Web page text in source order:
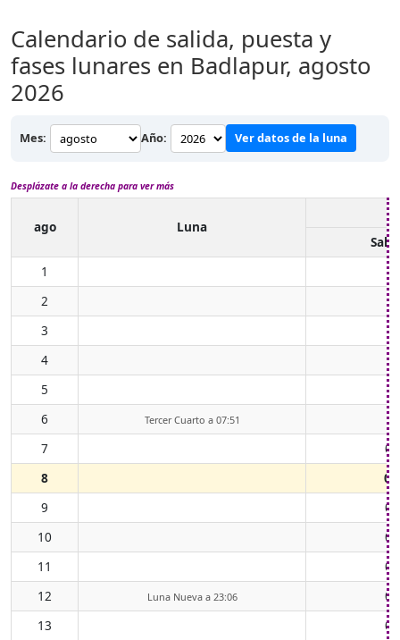
Calendario de salida, puesta y
fases lunares en Badlapur, agosto
2026
Mes: Año: Ver datos de la luna
Desplázate a la derecha para ver más
ago
Luna
1
2
3
4
5
6
Tercer Cuarto a 07:51
7
8
9
10
11
12
Luna Nueva a 23:06
13